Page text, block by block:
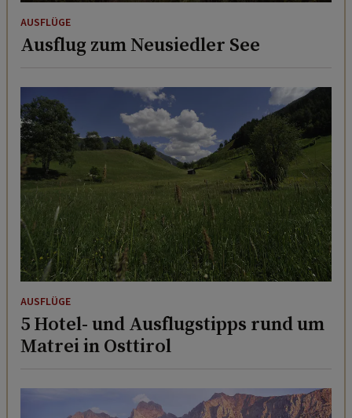
AUSFLÜGE
Ausflug zum Neusiedler See
AUSFLÜGE
5 Hotel- und Ausflugstipps rund um
Matrei in Osttirol